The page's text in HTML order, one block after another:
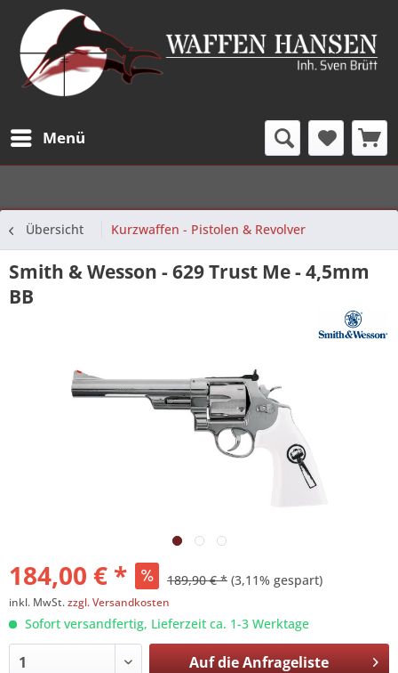
Menü
Übersicht Kurzwaffen - Pistolen & Revolver
Smith & Wesson - 629 Trust Me - 4,5mm
BB
184,00 € * 189,90 € * (3,11% gespart)
inkl. MwSt.zzgl. Versandkosten
Sofort versandfertig, Lieferzeit ca. 1-3 Werktage
Auf dieAnfrageliste